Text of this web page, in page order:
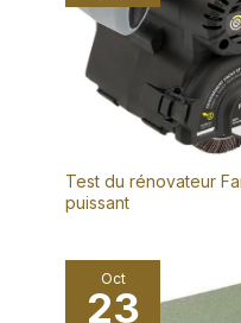
Test du rénovateur
puissant
Oct
23